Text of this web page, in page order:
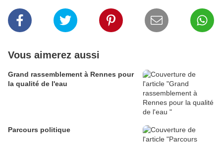
Vous aimerez aussi
Grand rassemblement à Rennes pour
la qualité de l'eau
Parcours politique